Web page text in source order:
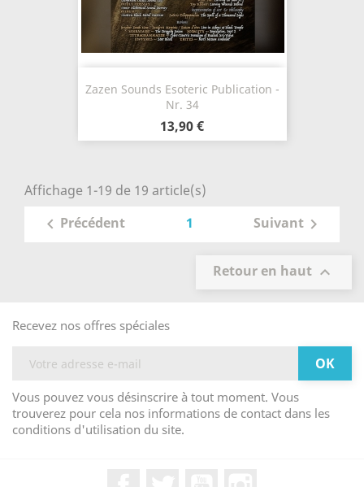
Zazen Sounds Esoteric Publication -
Nr. 34
13,90 €
Affichage 1-19 de 19 article(s)
 Précédent 1 Suivant 
Retour en haut 
Recevez nos offres spéciales
Vous pouvez vous désinscrire à tout moment. Vous
trouverez pour cela nos informations de contact dans les
conditions d'utilisation du site.